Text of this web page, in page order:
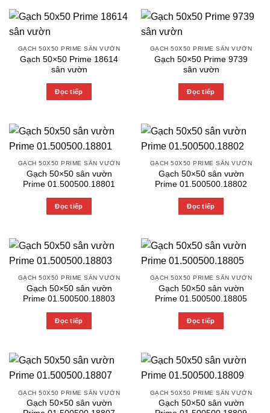
GẠCH 50X50 PRIME SÂN VƯỜN
Gạch 50×50 Prime 18614
sân vườn
Đọc tiếp
GẠCH 50X50 PRIME SÂN VƯỜN
Gạch 50×50 Prime 9739
sân vườn
Đọc tiếp
GẠCH 50X50 PRIME SÂN VƯỜN
Gạch 50×50 sân vườn
Prime 01.500500.18801
Đọc tiếp
GẠCH 50X50 PRIME SÂN VƯỜN
Gạch 50×50 sân vườn
Prime 01.500500.18802
Đọc tiếp
GẠCH 50X50 PRIME SÂN VƯỜN
Gạch 50×50 sân vườn
Prime 01.500500.18803
Đọc tiếp
GẠCH 50X50 PRIME SÂN VƯỜN
Gạch 50×50 sân vườn
Prime 01.500500.18805
Đọc tiếp
GẠCH 50X50 PRIME SÂN VƯỜN
Gạch 50×50 sân vườn
GẠCH 50X50 PRIME SÂN VƯỜN
Gạch 50×50 sân vườn